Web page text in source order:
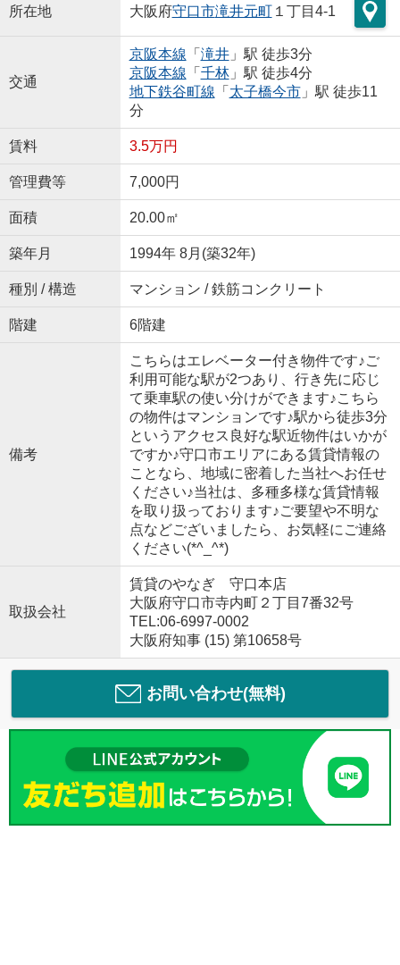
所在地 大阪府守口市滝井元町１丁目4-1
交通
京阪本線 「 滝井」駅 徒歩3分
京阪本線 「 千林」駅 徒歩4分
地下鉄谷町線 「 太子橋今市」駅 徒歩11
分
賃料 3.5万円
管理費等 7,000円
面積 20.00㎡
築年月 1994年 8月(築32年)
種別 / 構造 マンション / 鉄筋コンクリート
階建 6階建
備考
こちらはエレベーター付き物件です♪ご
利用可能な駅が2つあり、行き先に応じ
て乗車駅の使い分けができます♪こちら
の物件はマンションです♪駅から徒歩3分
というアクセス良好な駅近物件はいかが
ですか♪守口市エリアにある賃貸情報の
ことなら、地域に密着した当社へお任せ
ください♪当社は、多種多様な賃貸情報
を取り扱っております♪ご要望や不明な
点などございましたら、お気軽にご連絡
ください(*^_^*)
取扱会社
賃貸のやなぎ 守口本店
大阪府守口市寺内町２丁目7番32号
TEL:06-6997-0002
大阪府知事 (15) 第10658号
お問い合わせ(無料)